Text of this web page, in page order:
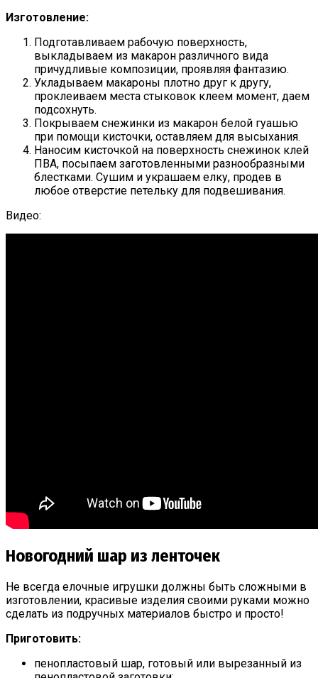
Изготовление:
Подготавливаем рабочую поверхность,
выкладываем из макарон различного вида
причудливые композиции, проявляя фантазию.
Укладываем макароны плотно друг к другу,
проклеиваем места стыковок клеем момент, даем
подсохнуть.
Покрываем снежинки из макарон белой гуашью
при помощи кисточки, оставляем для высыхания.
Наносим кисточкой на поверхность снежинок клей
ПВА, посыпаем заготовленными разнообразными
блестками. Сушим и украшаем елку, продев в
любое отверстие петельку для подвешивания.
Видео:
Новогодний шар из ленточек
Не всегда елочные игрушки должны быть сложными в
изготовлении, красивые изделия своими руками можно
сделать из подручных материалов быстро и просто!
Приготовить:
пенопластовый шар, готовый или вырезанный из